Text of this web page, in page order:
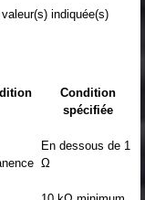
indiquée(s)
Condition
spécifiée
En dessous de 1
Ω